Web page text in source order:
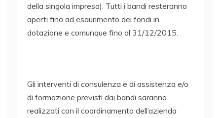
della singola impresa). Tutti i bandi resteranno
aperti fino ad esaurimento dei fondi in
dotazione e comunque fino al 31/12/2015.
Gli interventi di consulenza e di assistenza e/o
di formazione previsti dai bandi saranno
realizzati con il coordinamento dell’azienda